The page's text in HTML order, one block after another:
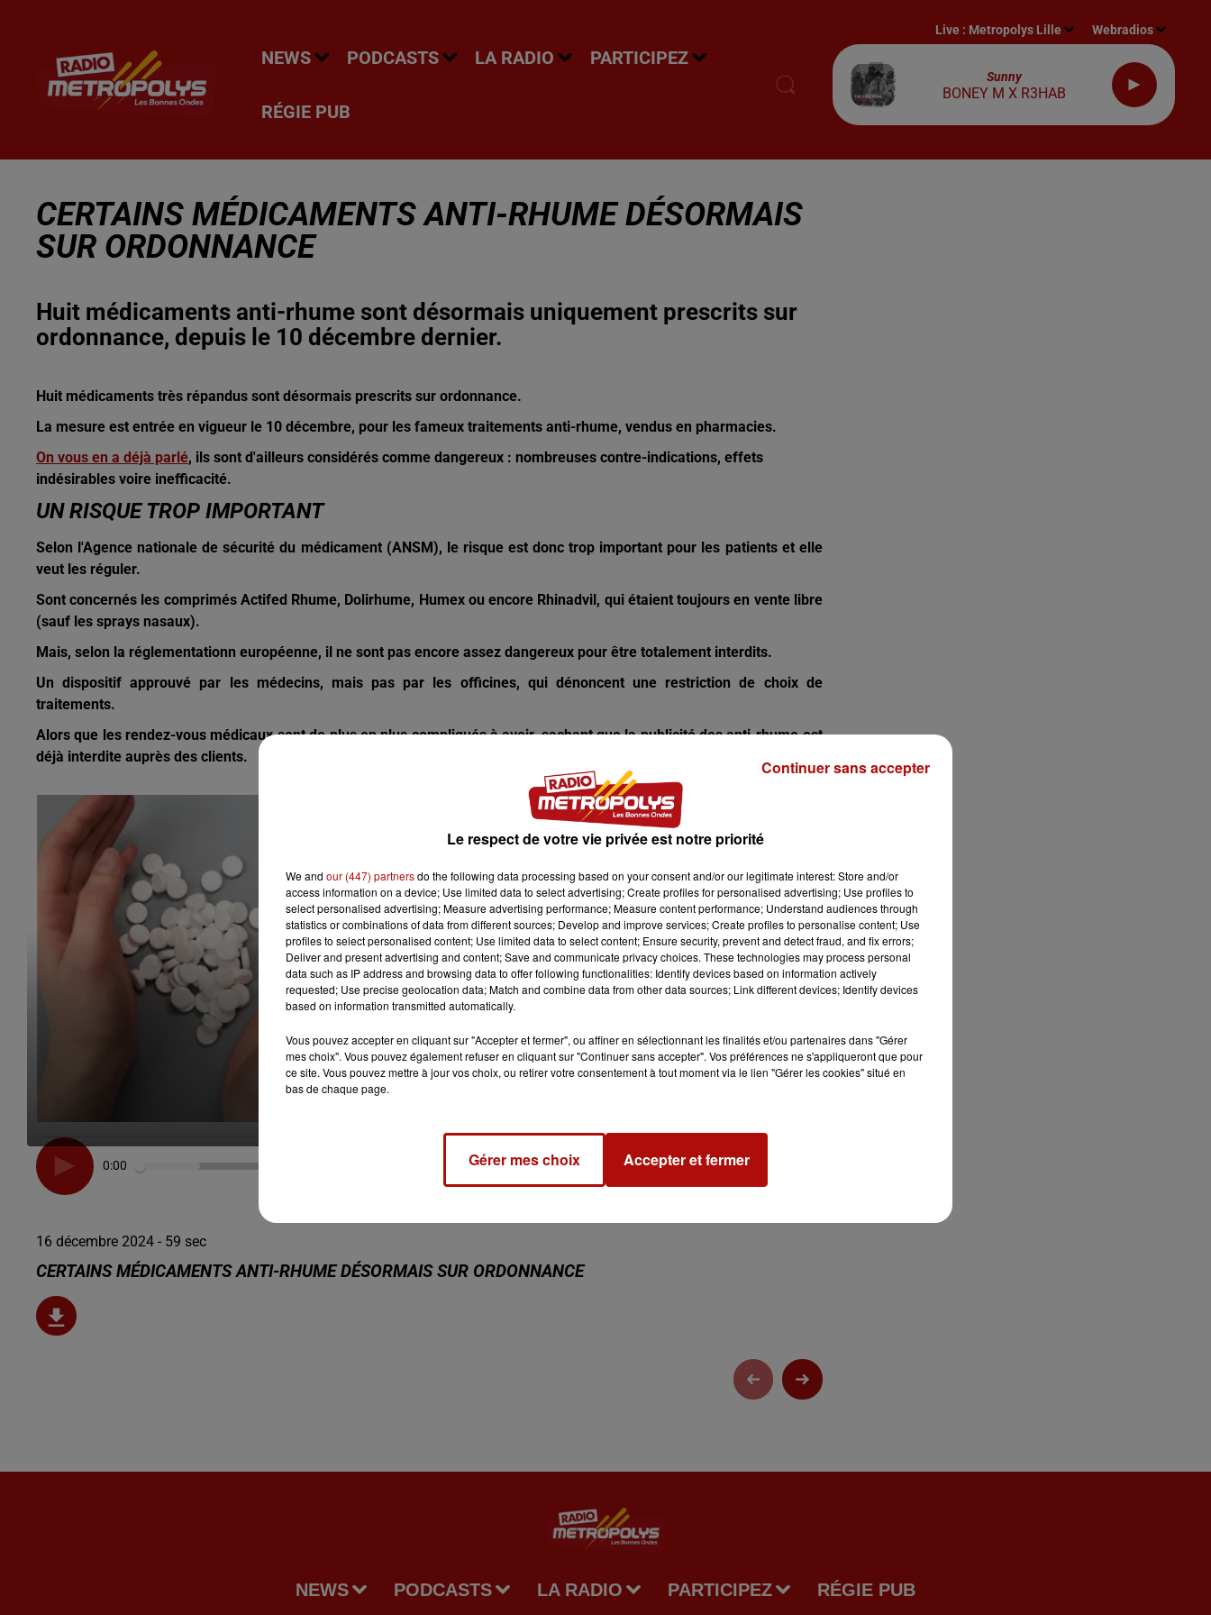
NEWS PODCASTS LA RADIO PARTICIPEZ
RÉGIE PUB
Live : Metropolys Lille Webradios
Sunny
BONEY M X R3HAB
CERTAINS MÉDICAMENTS ANTI-RHUME DÉSORMAIS
SUR ORDONNANCE
Huit médicaments anti-rhume sont désormais uniquement prescrits sur
ordonnance, depuis le 10 décembre dernier.
Huit médicaments très répandus sont désormais prescrits sur ordonnance.
La mesure est entrée en vigueur le 10 décembre, pour les fameux traitements anti-rhume, vendus en pharmacies.
On vous en a déjà parlé, ils sont d'ailleurs considérés comme dangereux : nombreuses contre-indications, effets
indésirables voire inefficacité.
UN RISQUE TROP IMPORTANT
Selon l'Agence nationale de sécurité du médicament (ANSM), le risque est donc trop important pour les patients et elle
veut les réguler.
Sont concernés les comprimés Actifed Rhume, Dolirhume, Humex ou encore Rhinadvil, qui étaient toujours en vente libre
(sauf les sprays nasaux).
Mais, selon la réglementationn européenne, il ne sont pas encore assez dangereux pour être totalement interdits.
Un dispositif approuvé par les médecins, mais pas par les officines, qui dénoncent une restriction de choix de
traitements.
Alors que les rendez-vous médicaux sont de plus en plus compliqués à avoir, sachant que la publicité des anti-rhume est
déjà interdite auprès des clients.
0:00
16 décembre 2024 - 59 sec
CERTAINS MÉDICAMENTS ANTI-RHUME DÉSORMAIS SUR ORDONNANCE
NEWS PODCASTS LA RADIO PARTICIPEZ RÉGIE PUB
Le respect de votre vie privée est notre priorité
We and our (447) partnersdo the following data processing based on your consent and/or our legitimate interest: Store and/or
access information on a device; Use limited data to select advertising; Create profiles for personalised advertising; Use profiles to
select personalised advertising; Measure advertising performance; Measure content performance; Understand audiences through
statistics or combinations of data from different sources; Develop and improve services; Create profiles to personalise content; Use
profiles to select personalised content; Use limited data to select content; Ensure security, prevent and detect fraud, and fix errors;
Deliver and present advertising and content; Save and communicate privacy choices. These technologies may process personal
data such as IP address and browsing data to offer following functionalities: Identify devices based on information actively
requested; Use precise geolocation data; Match and combine data from other data sources; Link different devices; Identify devices
based on information transmitted automatically.
Vous pouvez accepter en cliquant sur "Accepter et fermer", ou affiner en sélectionnant les finalités et/ou partenaires dans "Gérer
mes choix". Vous pouvez également refuser en cliquant sur "Continuer sans accepter". Vos préférences ne s'appliqueront que pour
ce site. Vous pouvez mettre à jour vos choix, ou retirer votre consentement à tout moment via le lien "Gérer les cookies" situé en
bas de chaque page.
Gérer mes choix Accepter et fermer
Continuer sans accepter